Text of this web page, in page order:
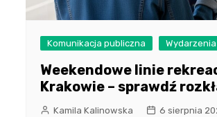
Komunikacja publiczna Wydarzenia
Weekendowe linie
Krakowie – sprawdź
Kamila Kalinowska 6 sierpnia